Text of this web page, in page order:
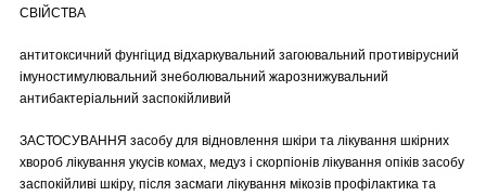
СВІЙСТВА
антитоксичний фунгіцид відхаркувальний загоювальний противірусний
імуностимулювальний знеболювальний жарознижувальний
антибактеріальний заспокійливий
ЗАСТОСУВАННЯ засобу для відновлення шкіри та лікування шкірних
хвороб лікування укусів комах, медуз і скорпіонів лікування опіків засобу
заспокійливі шкіру, після засмаги лікування мікозів профілактика та